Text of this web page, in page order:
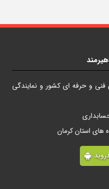
فنی و حرفه ای کشور و نمایندگی
های استان کرمان